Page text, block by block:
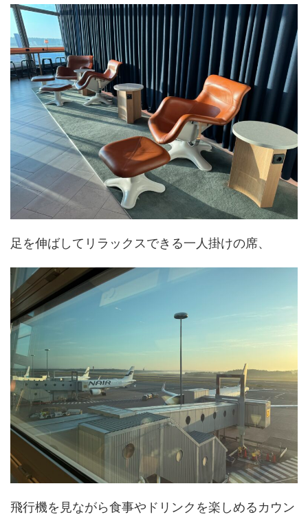
足を伸ばしてリラックスできる一人掛けの席、
飛行機を見ながら食事やドリンクを楽しめるカウン